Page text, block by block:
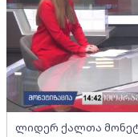
ლიდერ ქალთა